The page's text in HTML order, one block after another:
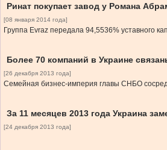
Ринат покупает завод у Романа
[08 января 2014 года]
Группа Evraz передала 94,5536% уставного
Более 70 компаний в Украине
[26 декабря 2013 года]
Семейная бизнес-империя главы СНБО
За 11 месяцев 2013 года Украина
[24 декабря 2013 года]